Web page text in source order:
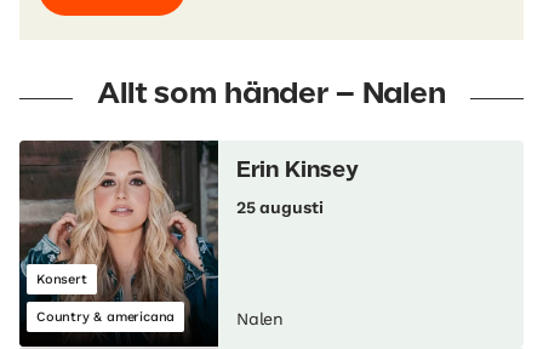
Allt som händer – Nalen
Konsert
Country & americana
Erin Kinsey
25 augusti
Nalen